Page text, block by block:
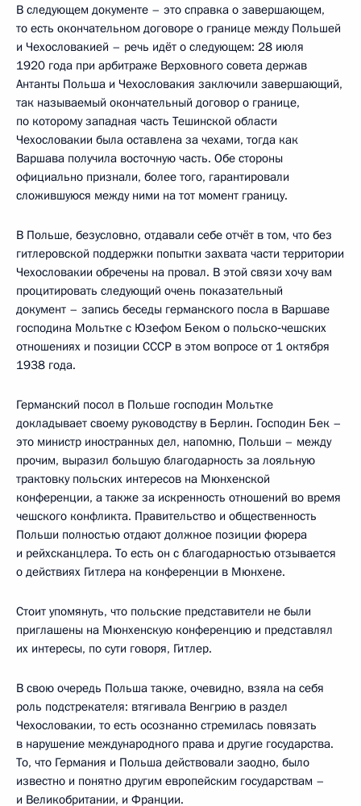
В следующем документе – это справка о завершающем,
то есть окончательном договоре о границе между Польшей
и Чехословакией – речь идёт о следующем: 28 июля
1920 года при арбитраже Верховного совета держав
Антанты Польша и Чехословакия заключили завершающий,
так называемый окончательный договор о границе,
по которому западная часть Тешинской области
Чехословакии была оставлена за чехами, тогда как
Варшава получила восточную часть. Обе стороны
официально признали, более того, гарантировали
сложившуюся между ними на тот момент границу.
В Польше, безусловно, отдавали себе отчёт в том, что без
гитлеровской поддержки попытки захвата части территории
Чехословакии обречены на провал. В этой связи хочу вам
процитировать следующий очень показательный
документ – запись беседы германского посла в Варшаве
господина Мольтке с Юзефом Беком о польско‑чешских
отношениях и позиции СССР в этом вопросе от 1 октября
1938 года.
Германский посол в Польше господин Мольтке
докладывает своему руководству в Берлин. Господин Бек –
это министр иностранных дел, напомню, Польши – между
прочим, выразил большую благодарность за лояльную
трактовку польских интересов на Мюнхенской
конференции, а также за искренность отношений во время
чешского конфликта. Правительство и общественность
Польши полностью отдают должное позиции фюрера
и рейхсканцлера. То есть он с благодарностью отзывается
о действиях Гитлера на конференции в Мюнхене.
Стоит упомянуть, что польские представители не были
приглашены на Мюнхенскую конференцию и представлял
их интересы, по сути говоря, Гитлер.
В свою очередь Польша также, очевидно, взяла на себя
роль подстрекателя: втягивала Венгрию в раздел
Чехословакии, то есть осознанно стремилась повязать
в нарушение международного права и другие государства.
То, что Германия и Польша действовали заодно, было
известно и понятно другим европейским государствам –
и Великобритании, и Франции.